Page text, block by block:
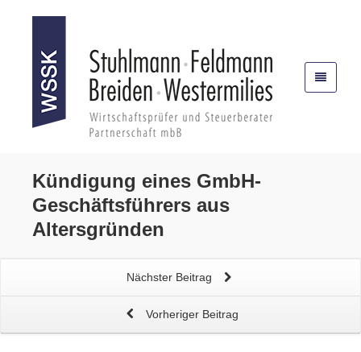
Kündigung eines GmbH-
Geschäftsführers aus
Altersgründen
Nächster Beitrag
Vorheriger Beitrag